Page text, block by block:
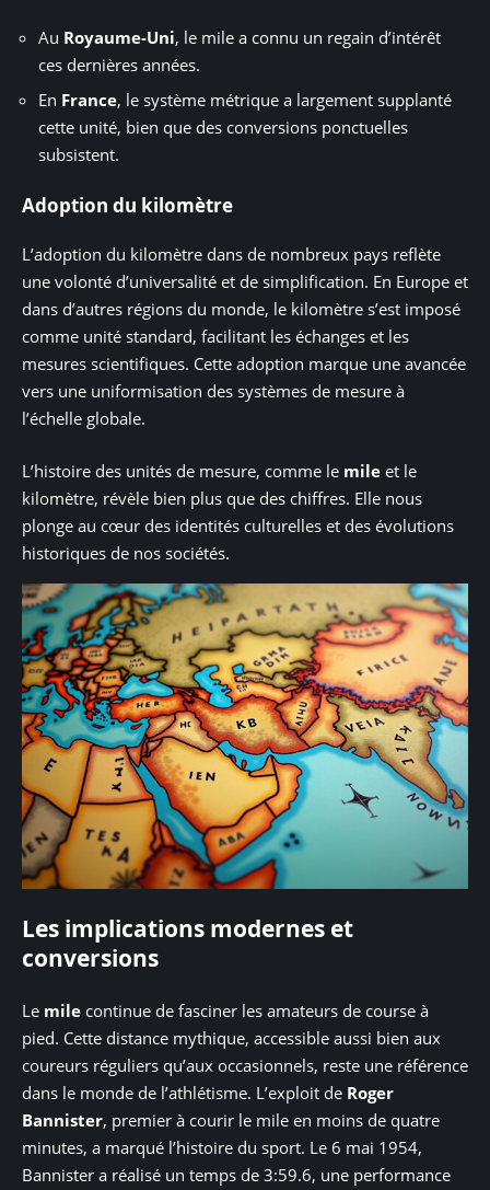
Au Royaume-Uni, le mile a connu un regain d’intérêt
ces dernières années.
En France, le système métrique a largement supplanté
cette unité, bien que des conversions ponctuelles
subsistent.
Adoption du kilomètre
L’adoption du kilomètre dans de nombreux pays reflète
une volonté d’universalité et de simplification. En Europe et
dans d’autres régions du monde, le kilomètre s’est imposé
comme unité standard, facilitant les échanges et les
mesures scientifiques. Cette adoption marque une avancée
vers une uniformisation des systèmes de mesure à
l’échelle globale.
L’histoire des unités de mesure, comme le mile et le
kilomètre, révèle bien plus que des chiffres. Elle nous
plonge au cœur des identités culturelles et des évolutions
historiques de nos sociétés.
Les implications modernes et
conversions
Le mile continue de fasciner les amateurs de course à
pied. Cette distance mythique, accessible aussi bien aux
coureurs réguliers qu’aux occasionnels, reste une référence
dans le monde de l’athlétisme. L’exploit de Roger
Bannister, premier à courir le mile en moins de quatre
minutes, a marqué l’histoire du sport. Le 6 mai 1954,
Bannister a réalisé un temps de 3:59.6, une performance